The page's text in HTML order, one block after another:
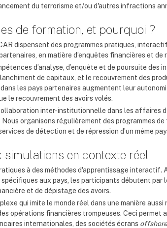
du terrorisme et/ou d'autres infractions
de formation, et pourquoi ?
dispensent des programmes pratiques,
en matière d’enquêtes financières et de
d’analyse, d’enquête et de poursuite des
de capitaux, et le recouvrement des
les pays partenaires augmentent leur
le recouvrement des avoirs volés.
inter-institutionnelle dans les affaires
organisons régulièrement des programmes
de détection et de répression d’un même
simulations en contexte réel
à des méthodes d'apprentissage interactif.
aux pays, les participants débutent par
et de dépistage des avoirs.
qui imite le monde réel dans une manière
opérations financières trompeuses. Ceci permet
internationales, des sociétés écrans offshore